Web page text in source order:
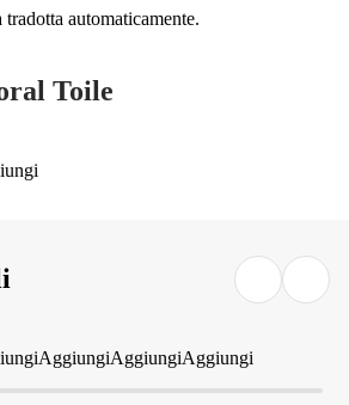
tradotta automaticamente.
Toile
AggiungiAggiungiAggiungi